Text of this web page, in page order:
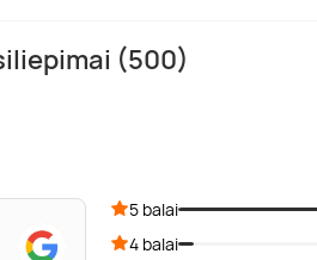
(500)
5 balai
4 balai